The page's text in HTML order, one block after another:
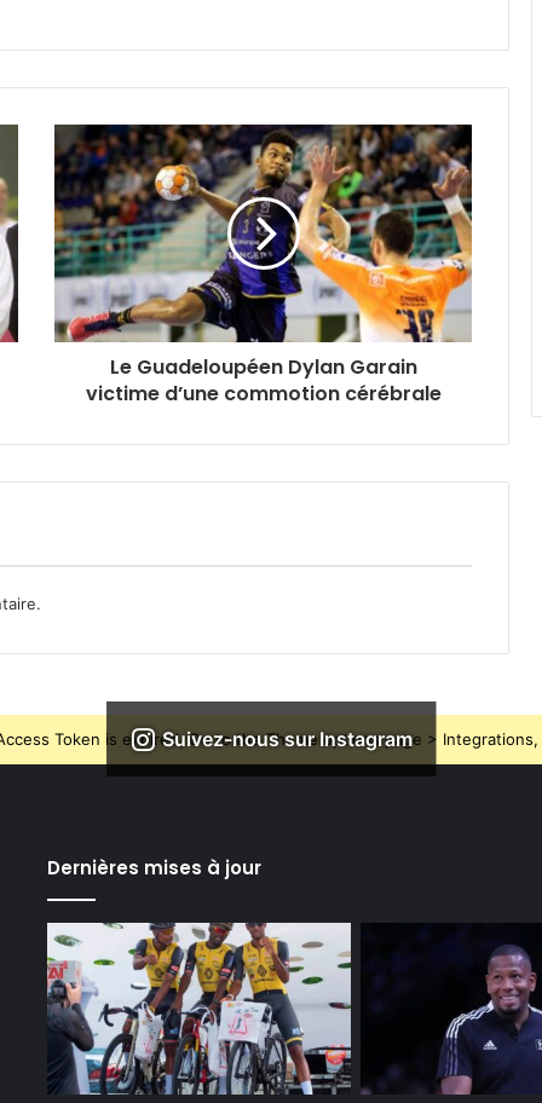
Le Guadeloupéen Dylan Garain
victime d’une commotion cérébrale
Suivez-nous sur Instagram
Token is expired, Go to the Theme options page >
Dernières mises à jour